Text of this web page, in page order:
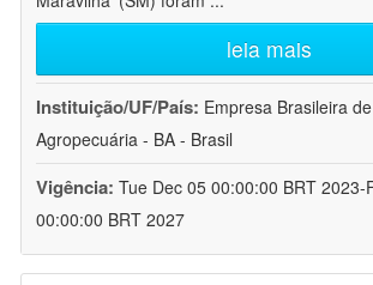
leia mais
Instituição/UF/País: Empresa Brasileira
Agropecuária - BA - Brasil
Vigência: Tue Dec 05 00:00:00 BRT 2023-
00:00:00 BRT 2027